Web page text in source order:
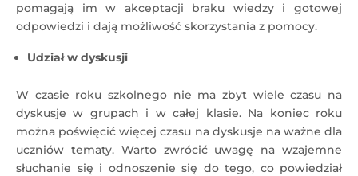
pomagają im w akceptacji braku wiedzy i gotowej
odpowiedzi i dają możliwość skorzystania z pomocy.
Udział w dyskusji
W czasie roku szkolnego nie ma zbyt wiele czasu na
dyskusje w grupach i w całej klasie. Na koniec roku
można poświęcić więcej czasu na dyskusje na ważne dla
uczniów tematy. Warto zwrócić uwagę na wzajemne
słuchanie się i odnoszenie się do tego, co powiedział